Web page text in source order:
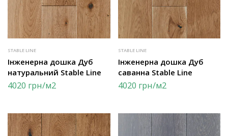
STABLE LINE
Інженерна дошка Дуб
натуральний Stable Line
4020 грн/м2
STABLE LINE
Інженерна дошка Дуб
саванна Stable Line
4020 грн/м2